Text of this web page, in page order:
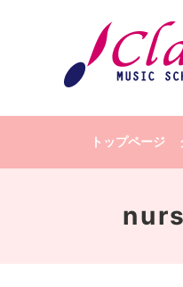
トップページ